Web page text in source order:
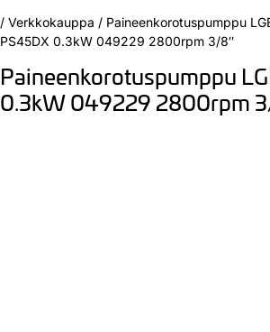
/ Verkkokauppa / Paineenkorotuspumppu
PS45DX 0.3kW 049229 2800rpm 3/8″
Paineenkorotuspumppu
0.3kW 049229 2800rpm